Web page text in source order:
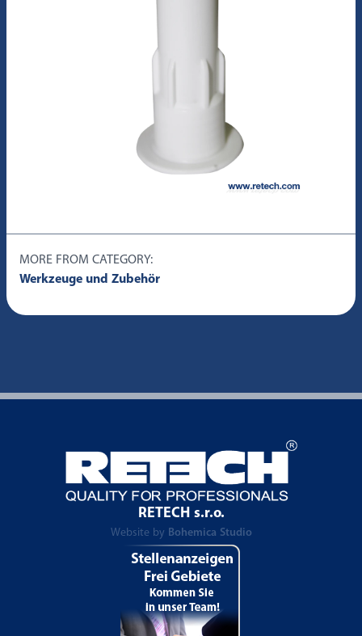
MORE FROM CATEGORY:
Werkzeuge und Zubehör
RETECH s.r.o.
Website by Bohemica Studio